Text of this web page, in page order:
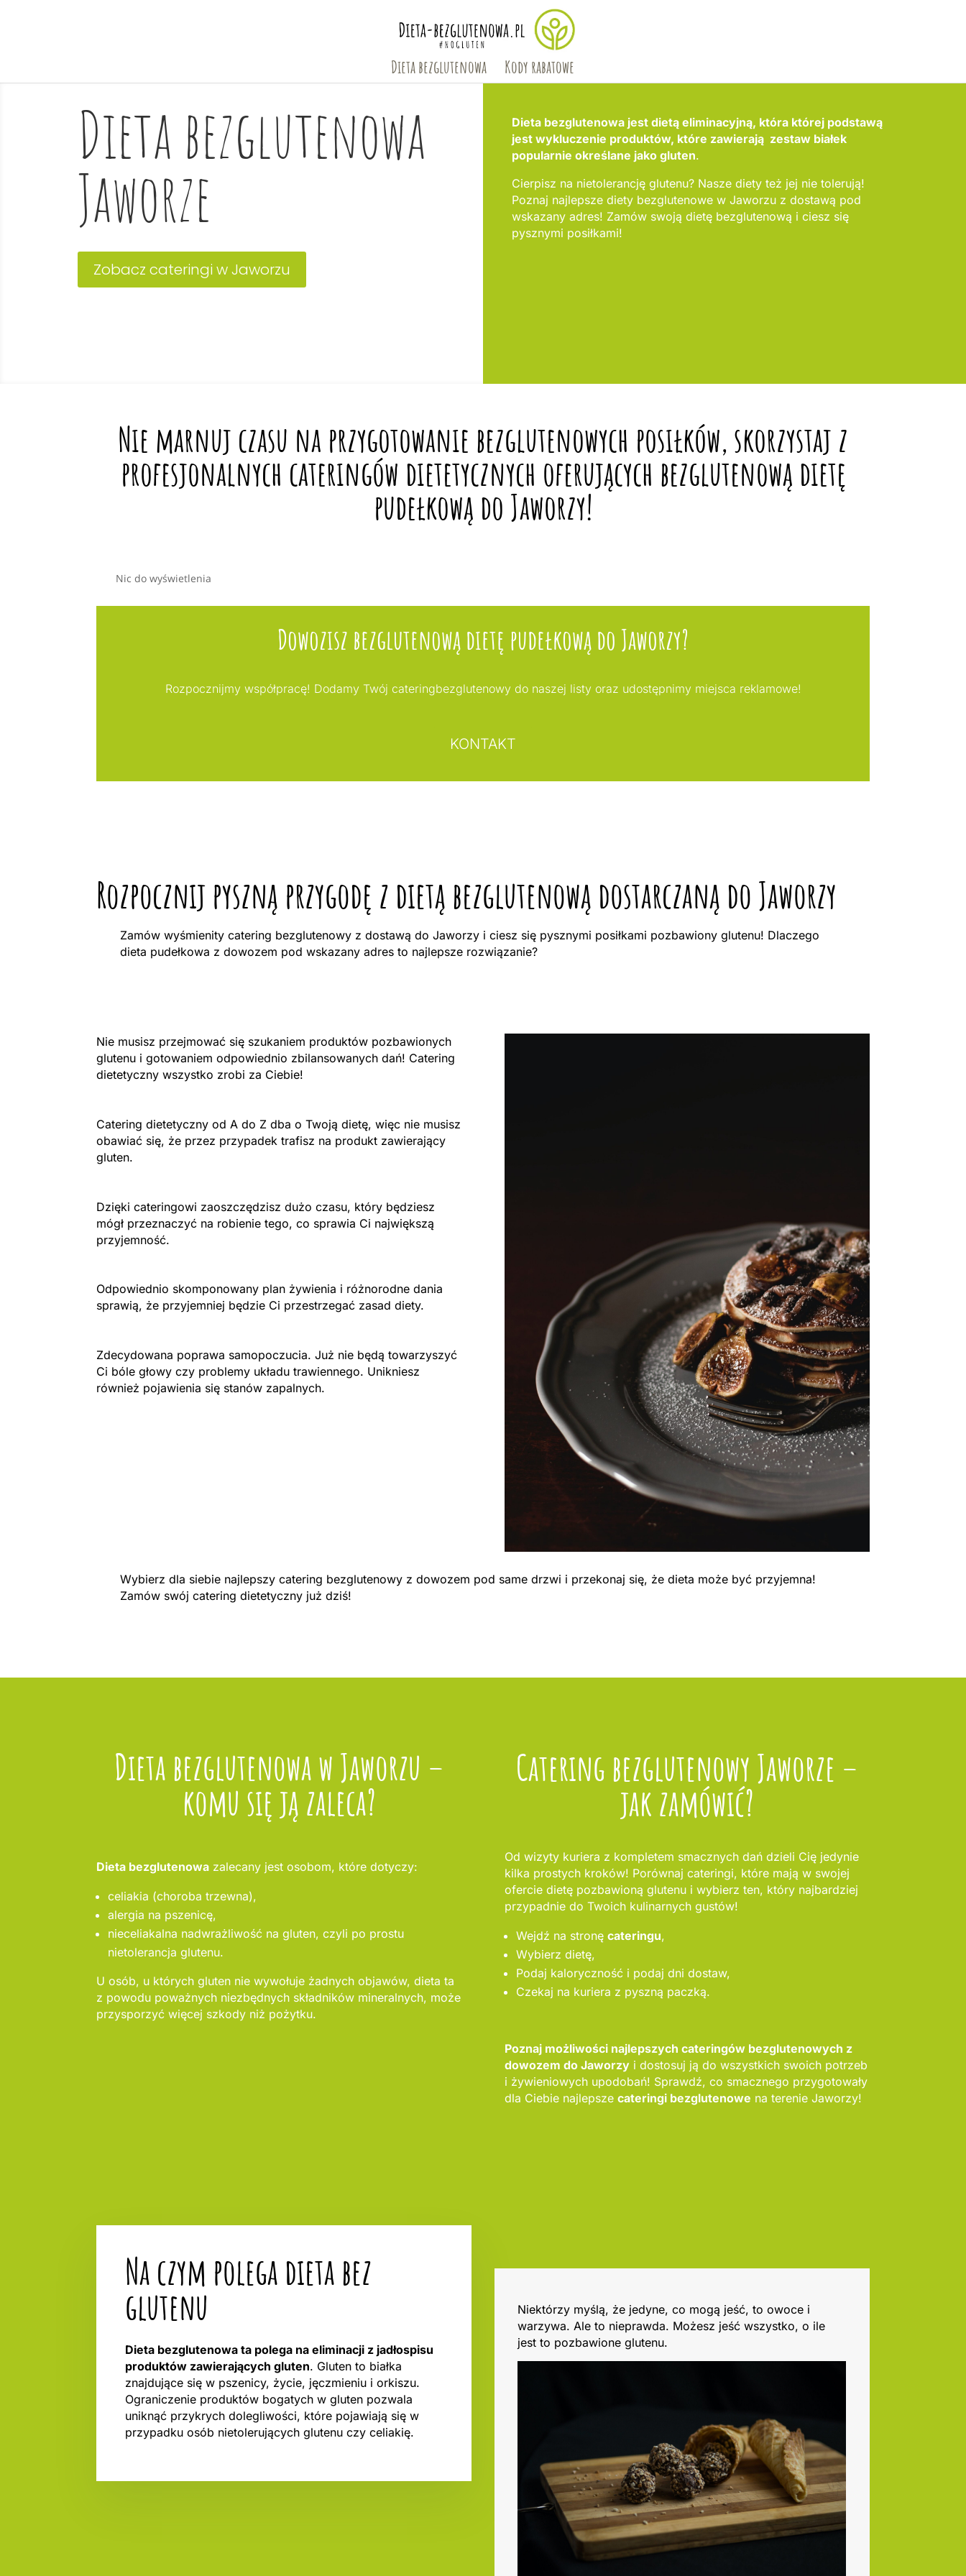
Dieta bezglutenowa Kody rabatowe
Dieta bezglutenowa
Jaworze
Zobacz cateringi w Jaworzu
Dieta bezglutenowa jest dietą eliminacyjną, która której podstawą
jest wykluczenie produktów, które zawierają zestaw białek
popularnie określane jako gluten.
Cierpisz na nietolerancję glutenu? Nasze diety też jej nie tolerują!
Poznaj najlepsze diety bezglutenowe w Jaworzu z dostawą pod
wskazany adres! Zamów swoją dietę bezglutenową i ciesz się
pysznymi posiłkami!
Nie marnuj czasu na przygotowanie bezglutenowych posiłków, skorzystaj z
profesjonalnych cateringów dietetycznych oferujących bezglutenową dietę
pudełkową do Jaworzy!
Nic do wyświetlenia
Dowozisz bezglutenową dietę pudełkową do Jaworzy?
Rozpocznijmy współpracę! Dodamy Twój cateringbezglutenowy do naszej listy oraz udostępnimy miejsca reklamowe!
KONTAKT
Rozpocznij pyszną przygodę z dietą bezglutenową dostarczaną do Jaworzy
Zamów wyśmienity catering bezglutenowy z dostawą do Jaworzy i ciesz się pysznymi posiłkami pozbawiony glutenu! Dlaczego
dieta pudełkowa z dowozem pod wskazany adres to najlepsze rozwiązanie?
Nie musisz przejmować się szukaniem produktów pozbawionych
glutenu i gotowaniem odpowiednio zbilansowanych dań! Catering
dietetyczny wszystko zrobi za Ciebie!
Catering dietetyczny od A do Z dba o Twoją dietę, więc nie musisz
obawiać się, że przez przypadek trafisz na produkt zawierający
gluten.
Dzięki cateringowi zaoszczędzisz dużo czasu, który będziesz
mógł przeznaczyć na robienie tego, co sprawia Ci największą
przyjemność.
Odpowiednio skomponowany plan żywienia i różnorodne dania
sprawią, że przyjemniej będzie Ci przestrzegać zasad diety.
Zdecydowana poprawa samopoczucia. Już nie będą towarzyszyć
Ci bóle głowy czy problemy układu trawiennego. Unikniesz
również pojawienia się stanów zapalnych.
Wybierz dla siebie najlepszy catering bezglutenowy z dowozem pod same drzwi i przekonaj się, że dieta może być przyjemna!
Zamów swój catering dietetyczny już dziś!
Dieta bezglutenowa w Jaworzu –
komu się ją zaleca?
Dieta bezglutenowa zalecany jest osobom, które dotyczy:
celiakia (choroba trzewna),
alergia na pszenicę,
nieceliakalna nadwrażliwość na gluten, czyli po prostu
nietolerancja glutenu.
U osób, u których gluten nie wywołuje żadnych objawów, dieta ta
z powodu poważnych niezbędnych składników mineralnych, może
przysporzyć więcej szkody niż pożytku.
Catering bezglutenowy Jaworze –
jak zamówić?
Od wizyty kuriera z kompletem smacznych dań dzieli Cię jedynie
kilka prostych kroków! Porównaj cateringi, które mają w swojej
ofercie dietę pozbawioną glutenu i wybierz ten, który najbardziej
przypadnie do Twoich kulinarnych gustów!
Wejdź na stronę cateringu,
Wybierz dietę,
Podaj kaloryczność i podaj dni dostaw,
Czekaj na kuriera z pyszną paczką.
Poznaj możliwości najlepszych cateringów bezglutenowych z
dowozem do Jaworzyi dostosuj ją do wszystkich swoich potrzeb
i żywieniowych upodobań! Sprawdź, co smacznego przygotowały
dla Ciebie najlepsze cateringi bezglutenowe na terenie Jaworzy!
Na czym polega dieta bez
glutenu
Dieta bezglutenowa ta polega na eliminacji z jadłospisu
produktów zawierających gluten. Gluten to białka
znajdujące się w pszenicy, życie, jęczmieniu i orkiszu.
Ograniczenie produktów bogatych w gluten pozwala
uniknąć przykrych dolegliwości, które pojawiają się w
przypadku osób nietolerujących glutenu czy celiakię.
Niektórzy myślą, że jedyne, co mogą jeść, to owoce i
warzywa. Ale to nieprawda. Możesz jeść wszystko, o ile
jest to pozbawione glutenu.